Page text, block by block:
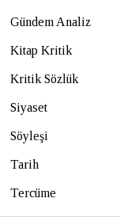
Gündem Analiz
Kitap Kritik
Kritik Sözlük
Siyaset
Söyleşi
Tarih
Tercüme